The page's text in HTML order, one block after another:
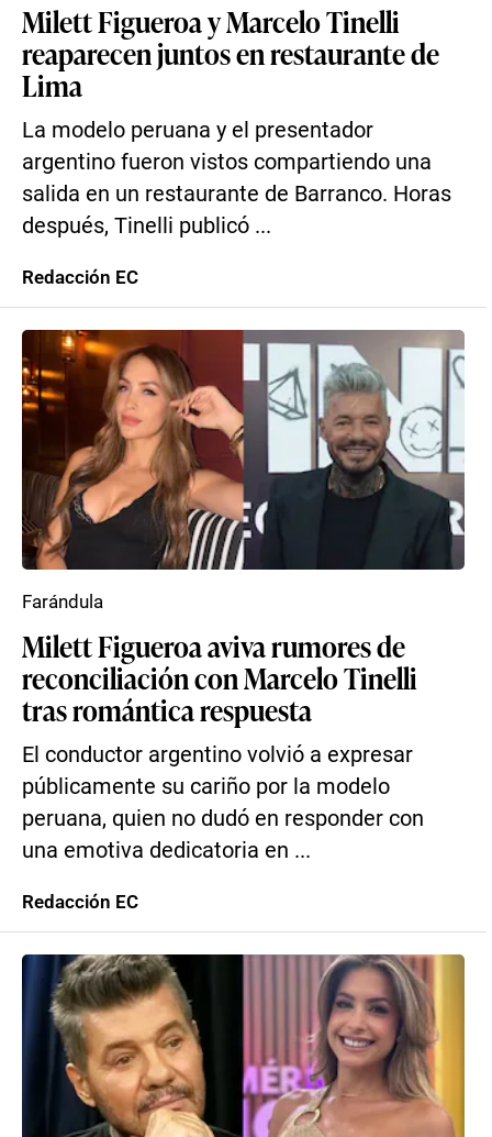
Milett Figueroa y Marcelo Tinelli
reaparecen juntos en restaurante de
Lima
La modelo peruana y el presentador
argentino fueron vistos compartiendo una
salida en un restaurante de Barranco. Horas
después, Tinelli publicó ...
Redacción EC
Milett Figueroa aviva rumores de
reconciliación con Marcelo Tinelli
tras romántica respuesta
El conductor argentino volvió a expresar
públicamente su cariño por la modelo
peruana, quien no dudó en responder con
una emotiva dedicatoria en ...
Farándula
Redacción EC